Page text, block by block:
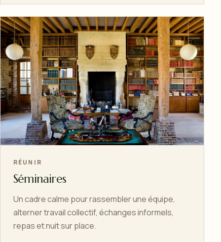
RÉUNIR
Séminaires
Un cadre calme pour rassembler une équipe,
alterner travail collectif, échanges informels,
repas et nuit sur place.